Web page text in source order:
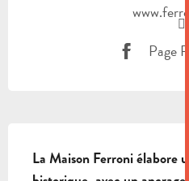
Page
La Maison Ferroni élabore